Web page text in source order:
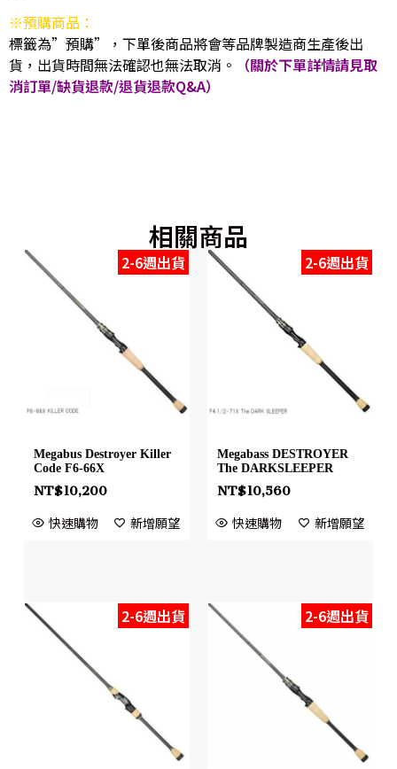
※預購商品：
標籤為”預購”，下單後商品將會等品牌製造商生產後出
貨，出貨時間無法確認也無法取消。
（關於下單詳情請見取
消訂單/缺貨退款/退貨退款Q&A）
相關商品
2-6週出貨
Megabus Destroyer Killer
Code F6-66X
NT$10,200
快速購物 新增願望
2-6週出貨
Megabass DESTROYER
The DARKSLEEPER
NT$10,560
快速購物 新增願望
2-6週出貨 2-6週出貨